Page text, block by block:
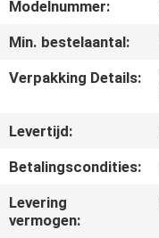
SITEMAP
PRIVACY
Modelnummer:
Min. bestelaantal:
Verpakking Details:
Levertijd:
Betalingscondities:
Levering
vermogen: